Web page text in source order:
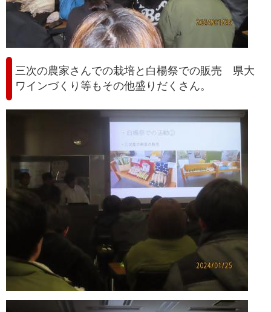
三次の農家さんでの栽培と白楊祭での販売 県大
ワインづくり等もその他盛りだくさん。